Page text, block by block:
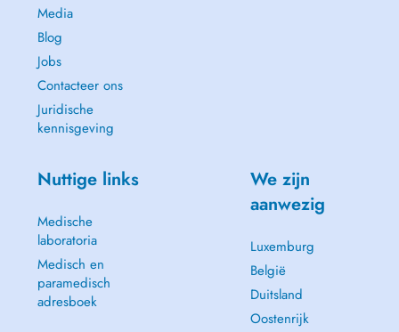
Media
Blog
Jobs
Contacteer ons
Juridische
kennisgeving
Nuttige links
Medische
laboratoria
Medisch en
paramedisch
adresboek
We zijn
aanwezig
Luxemburg
België
Duitsland
Oostenrijk